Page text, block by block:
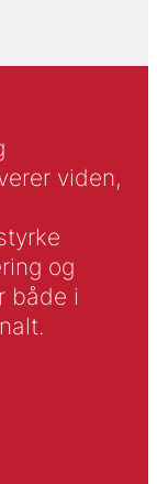
viden,
og
både i